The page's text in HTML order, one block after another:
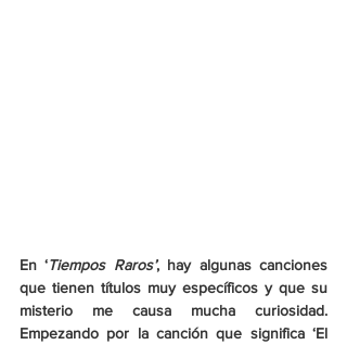
En ‘Tiempos Raros’, hay algunas canciones
que tienen títulos muy específicos y que su
misterio me causa mucha curiosidad.
Empezando por la canción que significa ‘El